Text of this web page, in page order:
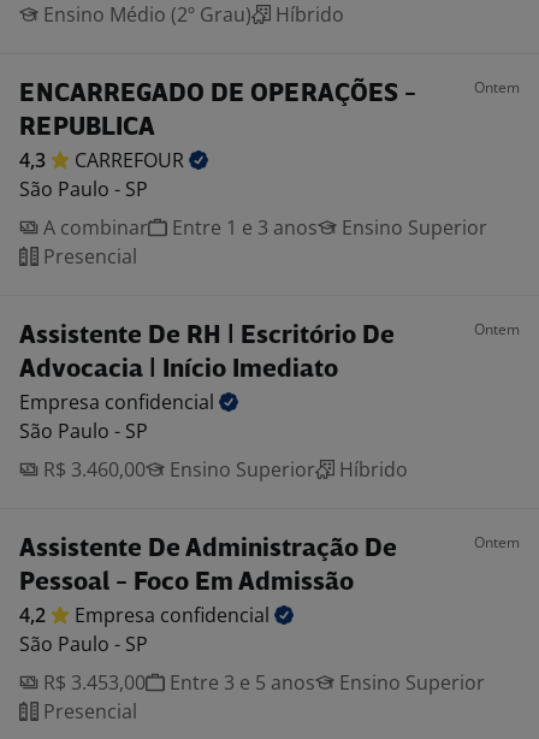
Ensino Médio (2º Grau)
Híbrido
ENCARREGADO DE OPERAÇÕES -
REPUBLICA
Ontem
4,3
CARREFOUR
São Paulo - SP
A combinar
Entre 1 e 3 anos
Ensino Superior
Presencial
Assistente De RH | Escritório De
Advocacia | Início Imediato
Ontem
Empresa confidencial
São Paulo - SP
R$ 3.460,00
Ensino Superior Híbrido
Assistente De Administração De
Pessoal - Foco Em Admissão
Ontem
4,2 Empresa confidencial
São Paulo - SP
R$ 3.453,00
Entre 3 e 5 anos
Ensino Superior
Presencial